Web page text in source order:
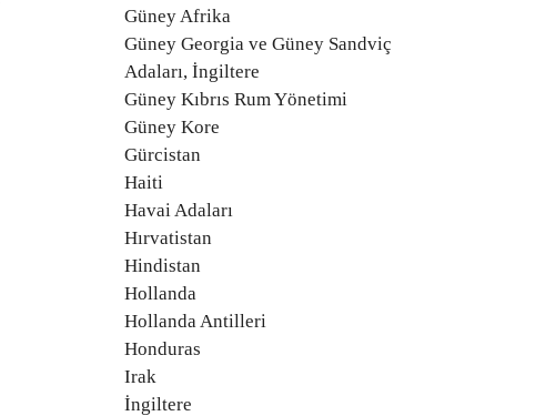
Güney Afrika
Güney Georgia ve Güney Sandviç
Adaları, İngiltere
Güney Kıbrıs Rum Yönetimi
Güney Kore
Gürcistan
Haiti
Havai Adaları
Hırvatistan
Hindistan
Hollanda
Hollanda Antilleri
Honduras
Irak
İngiltere